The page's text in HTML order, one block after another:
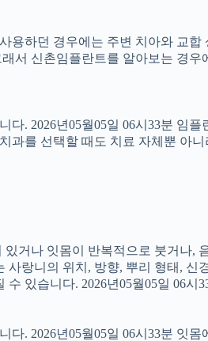
하던 경우에는 주변 치아와 교
서 신촌임플란트를 알아보는 경
. 2026년05월05일 06시33분 임
과를 선택할 때도 치료 자체뿐 아
거나 잇몸이 반복적으로 붓거나
랑니의 위치, 방향, 뿌리 형태,
있습니다. 2026년05월05일 06시
. 2026년05월05일 06시33분 잇